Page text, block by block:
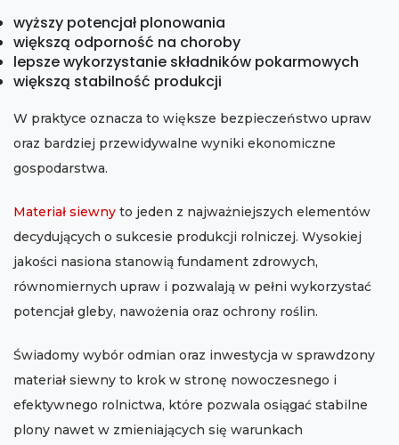
wyższy potencjał plonowania
większą odporność na choroby
lepsze wykorzystanie składników pokarmowych
większą stabilność produkcji
W praktyce oznacza to większe bezpieczeństwo upraw
oraz bardziej przewidywalne wyniki ekonomiczne
gospodarstwa.
Materiał siewny to jeden z najważniejszych elementów
decydujących o sukcesie produkcji rolniczej. Wysokiej
jakości nasiona stanowią fundament zdrowych,
równomiernych upraw i pozwalają w pełni wykorzystać
potencjał gleby, nawożenia oraz ochrony roślin.
Świadomy wybór odmian oraz inwestycja w sprawdzony
materiał siewny to krok w stronę nowoczesnego i
efektywnego rolnictwa, które pozwala osiągać stabilne
plony nawet w zmieniających się warunkach